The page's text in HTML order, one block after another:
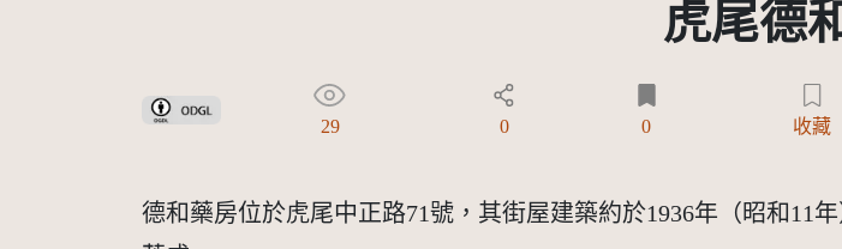
虎尾德
政府資料開放授權條款-第1版(OGDL 1.0)
29 0 0 收藏
德和藥房位於虎尾中正路71號，其街屋建築約於1936年（昭和11